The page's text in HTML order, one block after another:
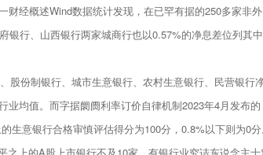
经概述Wind数据统计发现，在已罕有据的250多家非
行、山西银行两家城商行也以0.57%的净息差位列其中
份制银行、城市生意银行、农村生意银行、民营银行
均值。而字据阛阓利率订价自律机制2023年4月发布
意银行合格审慎评估得分为100分，0.8%以下则为0分